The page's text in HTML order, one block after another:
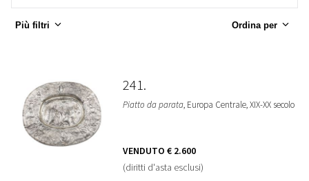
Più filtri Ordina per
241
Piatto da parata, Europa Centrale, XIX-XX secolo
VENDUTO € 2.600
(diritti d'asta esclusi)